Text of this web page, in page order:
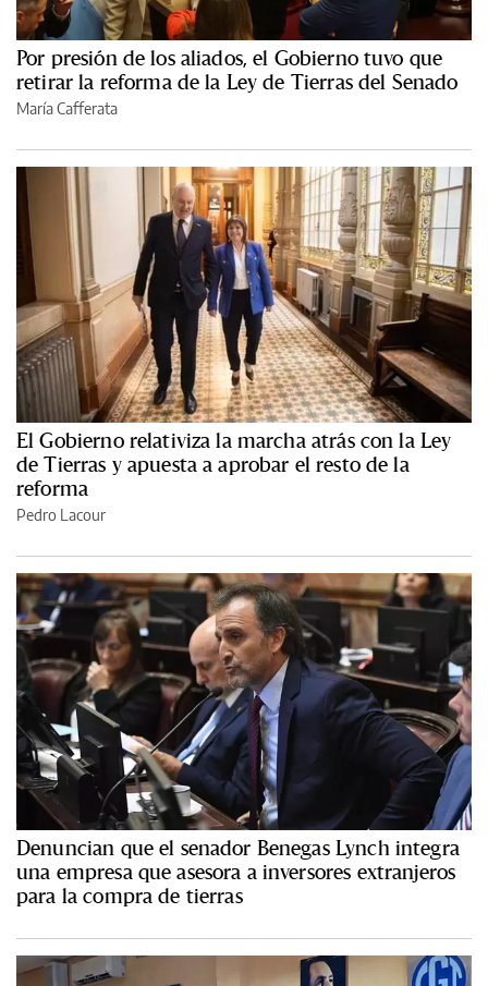
Por presión de los aliados, el Gobierno tuvo que
retirar la reforma de la Ley de Tierras del Senado
María Cafferata
El Gobierno relativiza la marcha atrás con la Ley
de Tierras y apuesta a aprobar el resto de la
reforma
Pedro Lacour
Denuncian que el senador Benegas Lynch integra
una empresa que asesora a inversores extranjeros
para la compra de tierras